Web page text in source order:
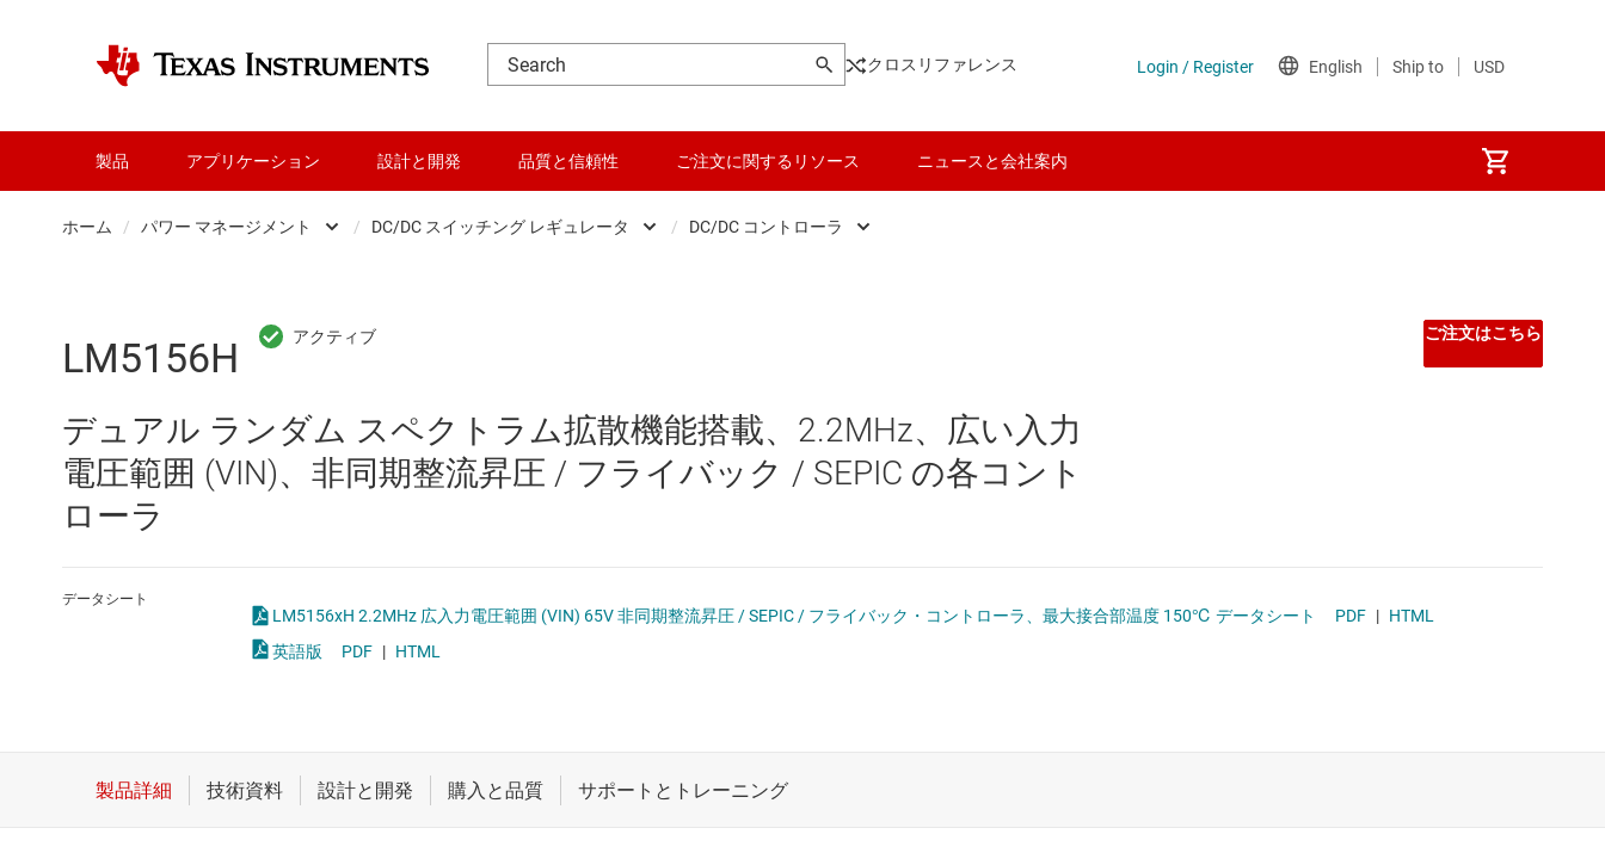
クロスリファレンス
製品 アプリケーション 設計と開発 品質と信頼性 ご注文に関するリソース ニュースと会社案内
ホーム / パワー マネージメント
RF とマイクロ波
インターフェイス
オーディオ、ハプティクス、およびピエゾ
センサ
マイコン (MCU) / プロセッサ
モータ ドライバ
/ DC/DC スイッチング レギュレータ
DDR メモリ向け電源 IC
LCD/OLED ディスプレイ向けの電源とドライバ
シーケンサ
スーパーバイザとリセット IC
/ DC/DC コントローラ
LM5156H
デュアル ランダム スペクトラム拡散機能搭載、2.2MHz、広い入力
電圧範囲 (VIN)、非同期整流昇圧 / フライバック / SEPIC の各コント
ローラ
ご注文はこちら
データシート
LM5156xH 2.2MHz 広入力電圧範囲 (VIN) 65V 非同期整流昇圧 / SEPIC / フライバック・コントローラ、最大接合部温度 150℃ データシート PDF | HTML
英語版
PDF | HTML